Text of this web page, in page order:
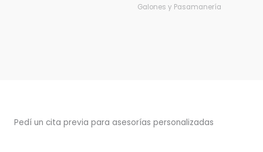
Galones y Pasamanería
Pedí un cita previa para asesorías personalizadas